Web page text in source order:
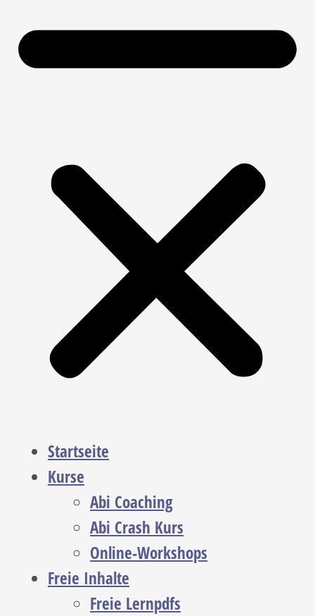
Startseite
Kurse
Abi Coaching
Abi Crash Kurs
Online-Workshops
Freie Inhalte
Freie Lernpdfs